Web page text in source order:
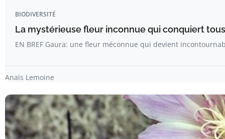
BIODIVERSITÉ
La mystérieuse fleur inconnue qui conquiert
EN BREF Gaura: une fleur méconnue qui devient
Anaïs Lemoine